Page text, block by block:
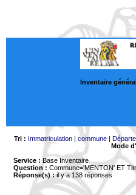
Inventaire
Tri : Immatriculation| commune|
Mode
Service : Base Inventaire
Question : Commune='MENTON' ET
Réponse(s) :il y a 138 réponses